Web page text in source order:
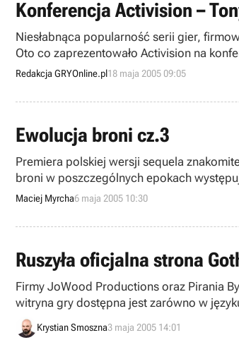
Konferencja Activision –
Niesłabnąca popularność serii gier,
Oto co zaprezentowało Activision na
Redakcja GRYOnline.pl18 maja 2005 09:05
Ewolucja broni cz.3
Premiera polskiej wersji sequela
broni w poszczególnych epokach
Maciej Myrcha6 maja 2005 10:30
Ruszyła oficjalna strona
Firmy JoWood Productions oraz Pirania
witryna gry dostępna jest zarówno w
Krystian Smoszna3 maja 2005 14:01